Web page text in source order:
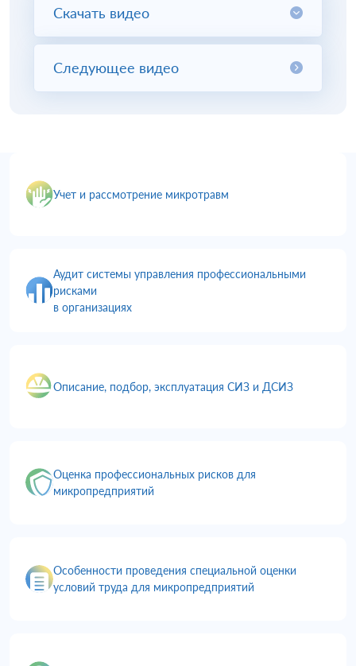
Скачать видео
Следующее видео
Учет и рассмотрение микротравм
Аудит системы управления профессиональными
рисками
в организациях
Описание, подбор, эксплуатация СИЗ и ДСИЗ
Оценка профессиональных рисков для
микропредприятий
Особенности проведения специальной оценки
условий труда для микропредприятий